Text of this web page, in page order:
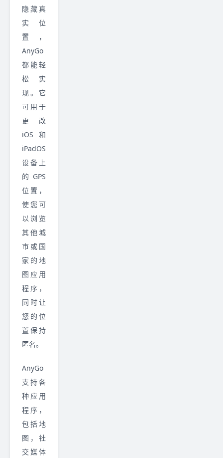
隐藏真
实位
置，
AnyGo
都能轻
松实
现。它
可用于
更改
iOS 和
iPadOS
设备上
的 GPS
位置，
使您可
以浏览
其他城
市或国
家的地
图应用
程序，
同时让
您的位
置保持
匿名。
AnyGo
支持各
种应用
程序，
包括地
图，社
交媒体